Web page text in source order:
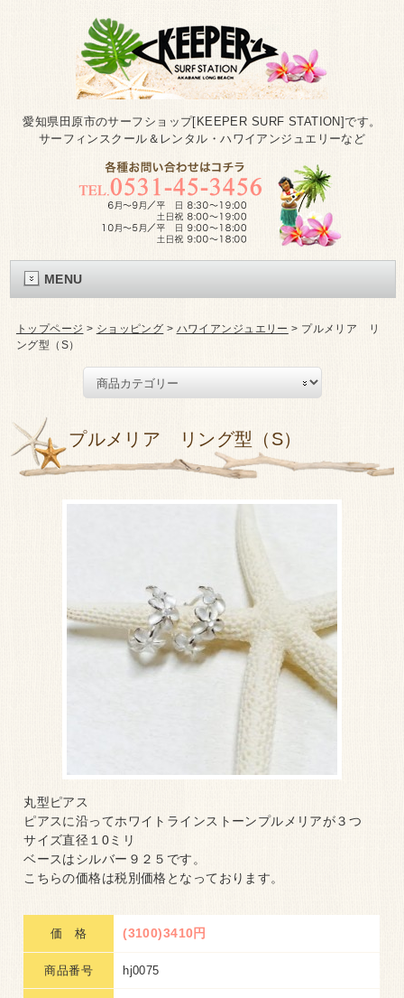
愛知県田原市のサーフショップ[KEEPER SURF STATION]です。
サーフィンスクール＆レンタル・ハワイアンジュエリーなど
MENU
トップページ > ショッピング > ハワイアンジュエリー > プルメリア リ
ング型（S）
プルメリア リング型（S）
丸型ピアス
ピアスに沿ってホワイトラインストーンプルメリアが３つ
サイズ直径１0ミリ
ベースはシルバー９２５です。
こちらの価格は税別価格となっております。
価 格 (3100)3410円
商品番号 hj0075